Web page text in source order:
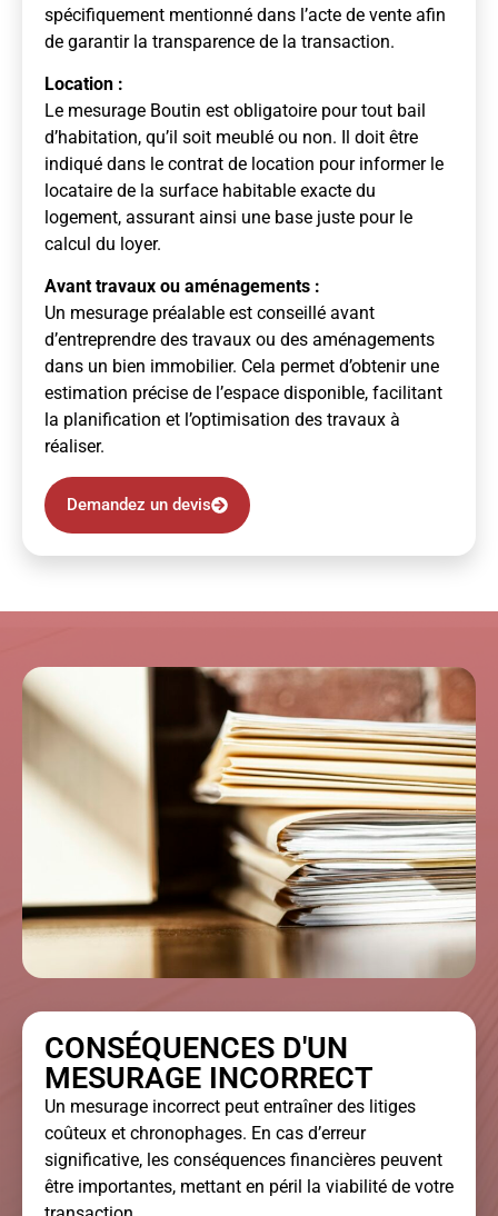
spécifiquement mentionné dans l’acte de vente afin
de garantir la transparence de la transaction.
Location :
Le mesurage Boutin est obligatoire pour tout bail
d’habitation, qu’il soit meublé ou non. Il doit être
indiqué dans le contrat de location pour informer le
locataire de la surface habitable exacte du
logement, assurant ainsi une base juste pour le
calcul du loyer.
Avant travaux ou aménagements :
Un mesurage préalable est conseillé avant
d’entreprendre des travaux ou des aménagements
dans un bien immobilier. Cela permet d’obtenir une
estimation précise de l’espace disponible, facilitant
la planification et l’optimisation des travaux à
réaliser.
Demandez un devis
CONSÉQUENCES D'UN
MESURAGE INCORRECT
Un mesurage incorrect peut entraîner des litiges
coûteux et chronophages. En cas d’erreur
significative, les conséquences financières peuvent
être importantes, mettant en péril la viabilité de votre